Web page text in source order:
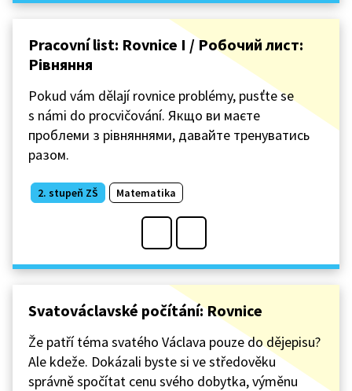
Pracovní list: Rovnice I / Робочий лист:
Рівняння
Pokud vám dělají rovnice problémy, pusťte se
s námi do procvičování. Якщо ви маєте
проблеми з рівняннями, давайте тренуватись
разом.
2. stupeň ZŠ Matematika
Svatováclavské počítání: Rovnice
Že patří téma svatého Václava pouze do dějepisu?
Ale kdeže. Dokázali byste si ve středověku
správně spočítat cenu svého dobytka, výměnu